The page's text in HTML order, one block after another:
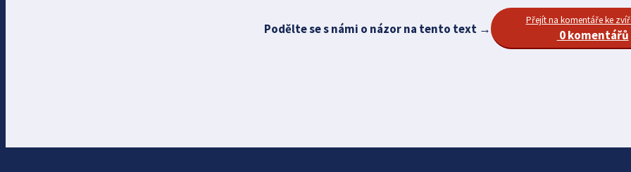
Podělte se s námi o názor na tento text →
Přejít na komentáře ke
0 komentářů